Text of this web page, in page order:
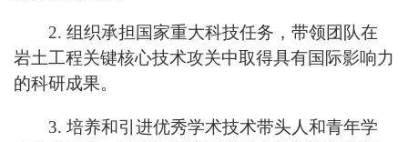
2. 组织承担国家重大科技任务，带领团队在
岩土工程关键核心技术攻关中取得具有国际影响力
的科研成果。
3. 培养和引进优秀学术技术带头人和青年学